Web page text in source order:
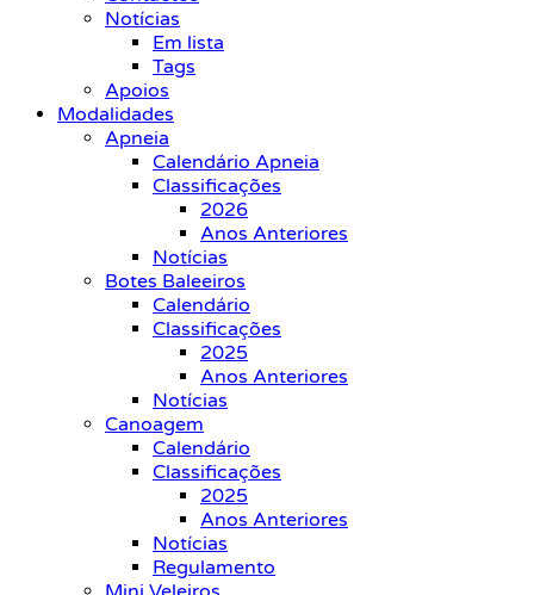
Notícias
Em lista
Tags
Apoios
Modalidades
Apneia
Calendário Apneia
Classificações
2026
Anos Anteriores
Notícias
Botes Baleeiros
Calendário
Classificações
2025
Anos Anteriores
Notícias
Canoagem
Calendário
Classificações
2025
Anos Anteriores
Notícias
Regulamento